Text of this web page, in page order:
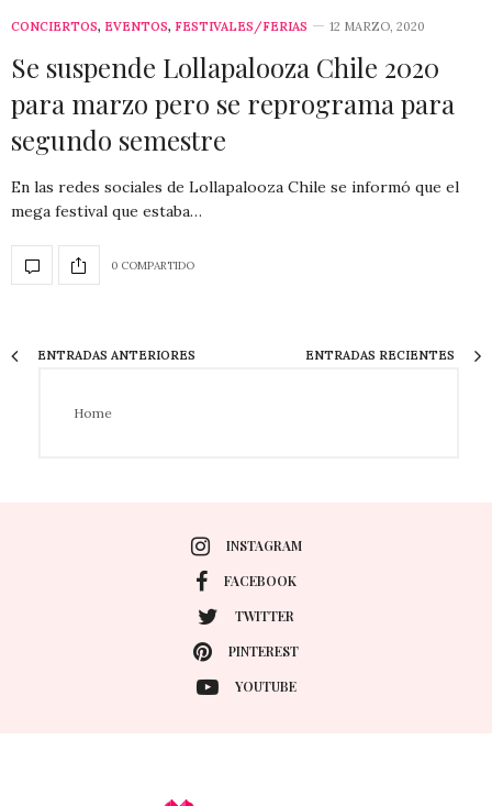
CONCIERTOS, EVENTOS, FESTIVALES/FERIAS 12 MARZO, 2020
Se suspende Lollapalooza Chile 2020
para marzo pero se reprograma para
segundo semestre
En las redes sociales de Lollapalooza Chile se informó que el
mega festival que estaba…
0 COMPARTIDO
ENTRADAS ANTERIORES ENTRADAS RECIENTES
Home
INSTAGRAM
FACEBOOK
TWITTER
PINTEREST
YOUTUBE